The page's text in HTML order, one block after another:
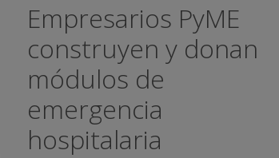
Empresarios PyME
construyen y donan
módulos de
emergencia
hospitalaria